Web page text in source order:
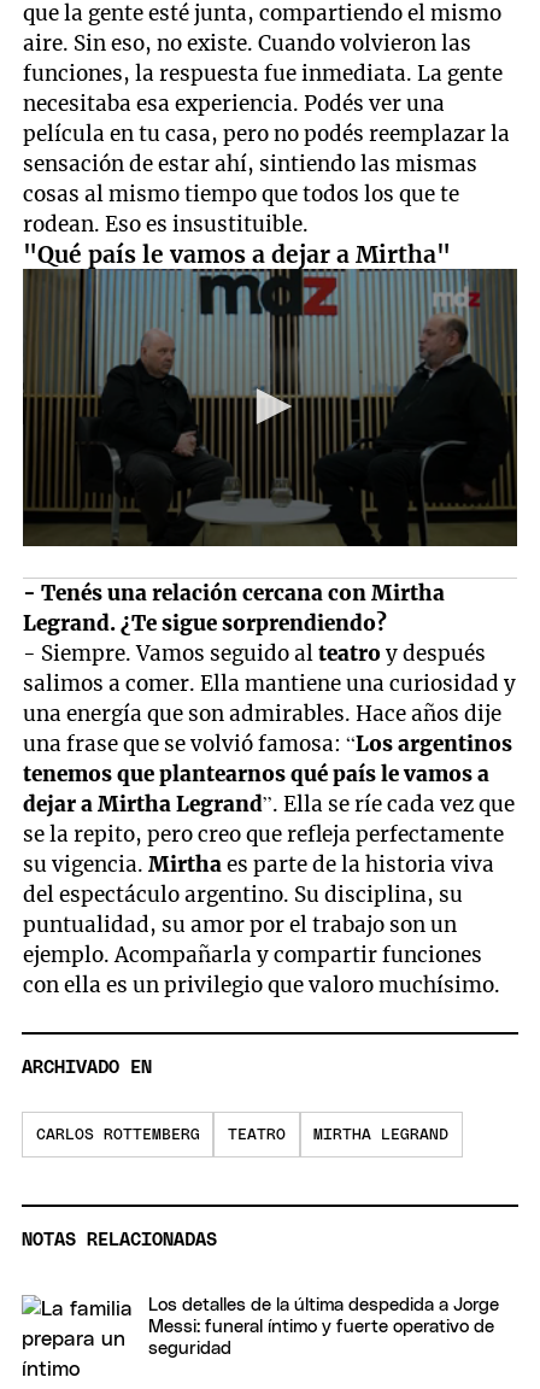
que la gente esté junta, compartiendo el mismo
aire. Sin eso, no existe. Cuando volvieron las
funciones, la respuesta fue inmediata. La gente
necesitaba esa experiencia. Podés ver una
película en tu casa, pero no podés reemplazar la
sensación de estar ahí, sintiendo las mismas
cosas al mismo tiempo que todos los que te
rodean. Eso es insustituible.
"Qué país le vamos a dejar a Mirtha"
- Tenés una relación cercana con Mirtha
Legrand. ¿Te sigue sorprendiendo?
- Siempre. Vamos seguido alteatroy después
salimos a comer. Ella mantiene una curiosidad y
una energía que son admirables. Hace años dije
una frase que se volvió famosa: “Los argentinos
tenemos que plantearnos qué país le vamos a
dejar a Mirtha Legrand”. Ella se ríe cada vez que
se la repito, pero creo que refleja perfectamente
su vigencia.Mirthaes parte de la historia viva
del espectáculo argentino. Su disciplina, su
puntualidad, su amor por el trabajo son un
ejemplo. Acompañarla y compartir funciones
con ella es un privilegio que valoro muchísimo.
ARCHIVADO EN
CARLOS ROTTEMBERG TEATRO MIRTHA LEGRAND
NOTAS RELACIONADAS
Los detalles de la última despedida a Jorge
Messi: funeral íntimo y fuerte operativo de
seguridad